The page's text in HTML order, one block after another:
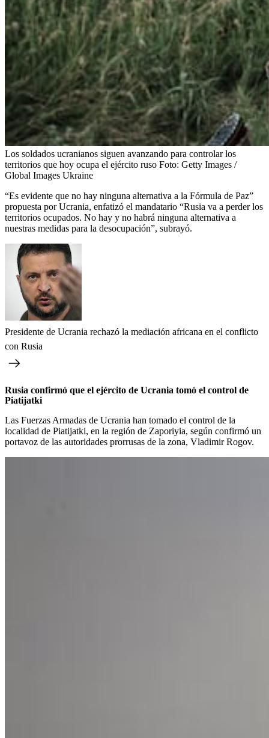
Los soldados ucranianos siguen avanzando para controlar los
territorios que hoy ocupa el ejército ruso Foto: Getty Images /
Global Images Ukraine
“Es evidente que no hay ninguna alternativa a la Fórmula de Paz”
propuesta por Ucrania, enfatizó el mandatario “Rusia va a perder los
territorios ocupados. No hay y no habrá ninguna alternativa a
nuestras medidas para la desocupación”, subrayó.
Presidente de Ucrania rechazó la mediación africana en el conflicto
con Rusia
Rusia confirmó que el ejército de Ucrania tomó el control de
Piatijatki
Las Fuerzas Armadas de Ucrania han tomado el control de la
localidad de Piatijatki, en la región de Zaporiyia, según confirmó un
portavoz de las autoridades prorrusas de la zona, Vladimir Rogov.